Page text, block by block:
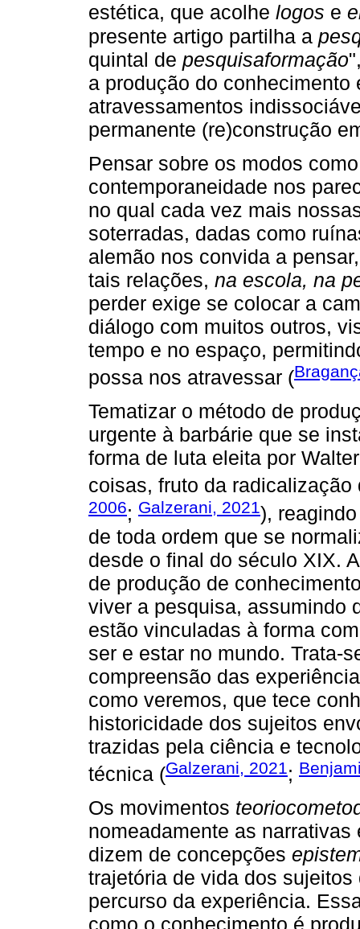
estética, que acolhe logos e
presente artigo partilha a
quintal de pesquisaformação
a produção do
atravessamentos
permanente (re)construção
Pensar sobre os modos
contemporaneidade nos
no qual cada vez mais
soterradas, dadas como
alemão nos convida a
tais relações, na escola, na
perder exige se colocar a
diálogo com muitos outros,
tempo e no espaço,
possa nos atravessar (
Tematizar o método de
urgente à barbárie que se
forma de luta eleita por
coisas, fruto da
2006; Galzerani, 2021),
de toda ordem que se
desde o final do século XIX.
de produção de
viver a pesquisa, assumindo
estão vinculadas à forma
ser e estar no mundo. Trata-
compreensão das
como veremos, que tece
historicidade dos sujeitos
trazidas pela ciência e
técnica (Galzerani, 2021;
Os movimentos
nomeadamente as
dizem de concepções
trajetória de vida dos
percurso da experiência.